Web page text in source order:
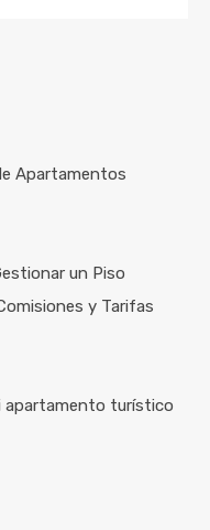
Apartamentos
un Piso
y Tarifas
apartamento turístico